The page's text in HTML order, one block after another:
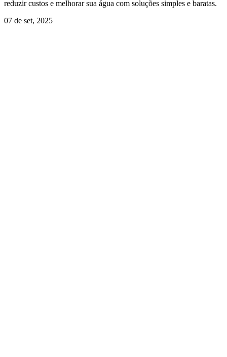
reduzir custos e melhorar sua água com soluções simples e baratas.
07 de set, 2025